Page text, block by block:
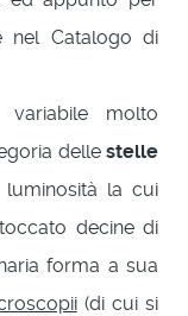
nel Catalogo di
molto
delle stelle
la cui
decine di
forma a sua
(di cui si